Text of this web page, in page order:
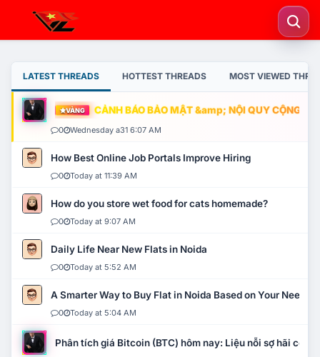
LATEST THREADS HOTTEST THREADS MOST VIEWED
VÀNG CẢNH BÁO BẢO MẬT &amp; NỘI QUY CỘNG
0 Wednesday a31 6:07 AM
How Best Online Job Portals Improve Hiring
0 Today at 11:39 AM
How do you store wet food for cats homemade?
0 Today at 9:07 AM
Daily Life Near New Flats in Noida
0 Today at 5:52 AM
A Smarter Way to Buy Flat in Noida Based on Your Needs
0 Today at 5:04 AM
Phân tích giá Bitcoin (BTC) hôm nay: Liệu nỗi sợ hãi có